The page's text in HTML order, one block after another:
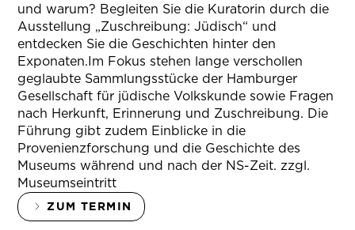
und warum? Begleiten Sie die Kuratorin durch die
Ausstellung „Zuschreibung: Jüdisch“ und
entdecken Sie die Geschichten hinter den
Exponaten.Im Fokus stehen lange verschollen
geglaubte Sammlungsstücke der Hamburger
Gesellschaft für jüdische Volkskunde sowie Fragen
nach Herkunft, Erinnerung und Zuschreibung. Die
Führung gibt zudem Einblicke in die
Provenienzforschung und die Geschichte des
Museums während und nach der NS-Zeit. zzgl.
Museumseintritt
ZUM TERMIN